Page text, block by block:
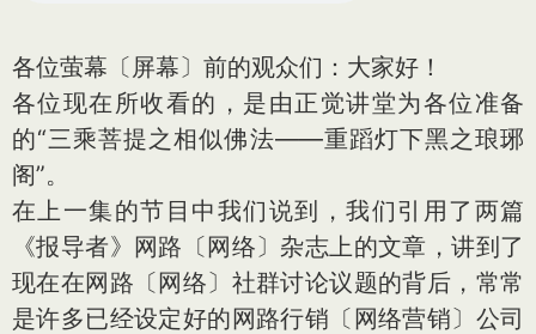
各位萤幕〔屏幕〕前的观众们：大家好！
各位现在所收看的，是由正觉讲堂为各位准备
的“三乘菩提之相似佛法——重蹈灯下黑之琅琊
阁”。
在上一集的节目中我们说到，我们引用了两篇
《报导者》网路〔网络〕杂志上的文章，讲到了
现在在网路〔网络〕社群讨论议题的背后，常常
是许多已经设定好的网路行销〔网络营销〕公司